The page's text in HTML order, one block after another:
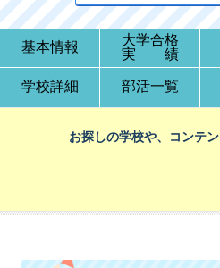
基本情報
大学合格
実 績
学校詳細 部活一覧
お探しの学校や、コンテ